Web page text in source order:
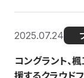
2025.07.24
コングラント、
援するクラウド